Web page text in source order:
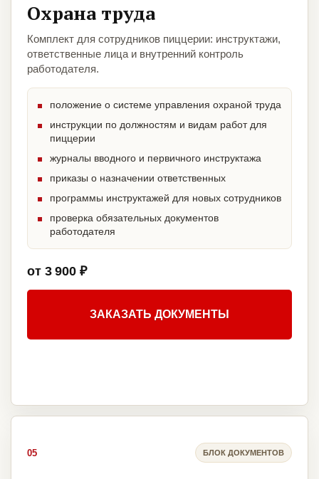
Охрана труда
Комплект для сотрудников пиццерии: инструктажи,
ответственные лица и внутренний контроль
работодателя.
положение о системе управления охраной труда
инструкции по должностям и видам работ для
пиццерии
журналы вводного и первичного инструктажа
приказы о назначении ответственных
программы инструктажей для новых сотрудников
проверка обязательных документов
работодателя
от 3 900 ₽
ЗАКАЗАТЬ ДОКУМЕНТЫ
05 БЛОК ДОКУМЕНТОВ